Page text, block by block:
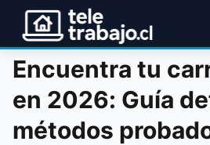
Encuentra tu
en 2026: Guía
métodos